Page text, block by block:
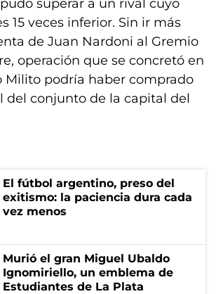
superar a un rival cuyo
15 veces inferior. Sin ir más
de Juan Nardoni al Gremio
operación que se concretó en
Milito podría haber comprado
del conjunto de la capital del
El fútbol argentino, preso del
exitismo: la paciencia dura cada
vez menos
Murió el gran Miguel Ubaldo
Ignomiriello, un emblema de
Estudiantes de La Plata